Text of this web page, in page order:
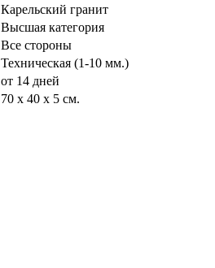
Карельский гранит
Высшая категория
Все стороны
Техническая (1-10 мм.)
от 14 дней
70 x 40 x 5 см.